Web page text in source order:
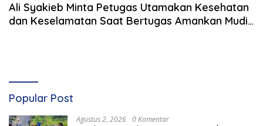
Ali Syakieb Minta Petugas Utamakan Kesehatan
dan Keselamatan Saat Bertugas Amankan Mudik
Popular Post
Agustus 2, 2026 0 Komentar